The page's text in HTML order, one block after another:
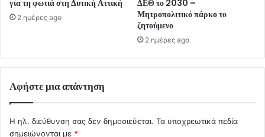
για τη φωτιά στη Δυτική Αττική
2 ημέρες ago
ΔΕΘ το 2030 –
Μητροπολιτικό πάρκο το
ζητούμενο
2 ημέρες ago
Αφήστε μια απάντηση
Η ηλ. διεύθυνση σας δεν δημοσιεύεται. Τα υποχρεωτικά πεδία
σημειώνονται με *